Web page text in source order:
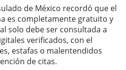
de México recordó que el
es completamente gratuito y
solo debe ser consultada a
verificados, con el
estafas o malentendidos
de citas.